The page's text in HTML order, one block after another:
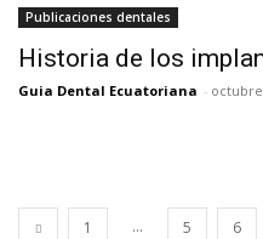
Publicaciones dentales
Historia de los
Guia Dental Ecuatoriana - octubre
1 ... 5 6